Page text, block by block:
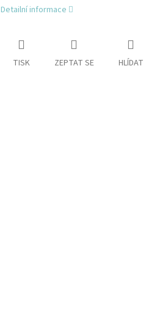
Detailní informace
TISK ZEPTAT SE HLÍDAT